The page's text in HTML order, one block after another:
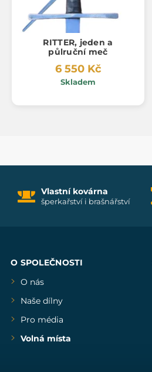
RITTER, jeden a
půlruční meč
6 550 Kč
Skladem
Vlastní kovárna
šperkařství i brašnářství
O SPOLEČNOSTI
O nás
Naše dílny
Pro média
Volná místa